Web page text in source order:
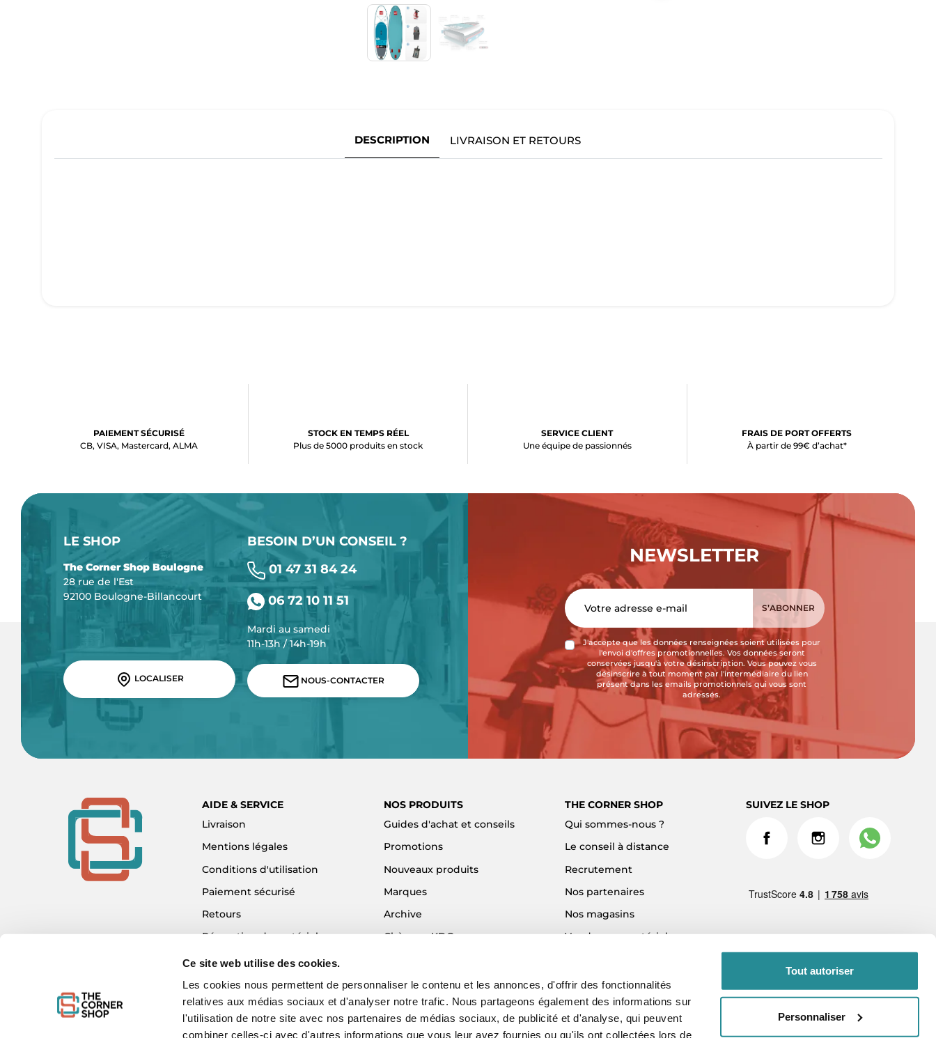
Ce site web utilise des cookies.
Les cookies nous permettent de personnaliser le contenu et les annonces, d'offrir des fonctionnalités
relatives aux médias sociaux et d'analyser notre trafic. Nous partageons également des informations sur
l'utilisation de notre site avec nos partenaires de médias sociaux, de publicité et d'analyse, qui peuvent
combiner celles-ci avec d'autres informations que vous leur avez fournies ou qu'ils ont collectées lors de
Tout autoriser
Personnaliser
DESCRIPTION LIVRAISON ET RETOURS
PAIEMENT SÉCURISÉ
CB, VISA, Mastercard, ALMA
STOCK EN TEMPS RÉEL
Plus de 5000 produits en stock
SERVICE CLIENT
Une équipe de passionnés
FRAIS DE PORT OFFERTS
À partir de 99€ d’achat*
LE SHOP
The Corner Shop Boulogne
28 rue de l'Est
92100 Boulogne-Billancourt
LOCALISER
BESOIN D’UN CONSEIL ?
01 47 31 84 24
06 72 10 11 51
Mardi au samedi
11h-13h / 14h-19h
NOUS-CONTACTER
NEWSLETTER
J'accepte que les données renseignées soient utilisées pour
l'envoi d'offres promotionnelles. Vos données seront
conservées jusqu'à votre désinscription. Vous pouvez vous
désinscrire à tout moment par l'intermédiaire du lien
présent dans les emails promotionnels qui vous sont
adressés.
AIDE & SERVICE
Livraison
Mentions légales
Conditions d'utilisation
Paiement sécurisé
Retours
Réparation de matériel
Détaxe - Tax Refund
Garantie & SAV
Plan du site
Mon compte
NOS PRODUITS
Guides d'achat et conseils
Promotions
Nouveaux produits
Marques
Archive
Chèques KDO
THE CORNER SHOP
Qui sommes-nous ?
Le conseil à distance
Recrutement
Nos partenaires
Nos magasins
Vendre son matériel
Blog
SUIVEZ LE SHOP